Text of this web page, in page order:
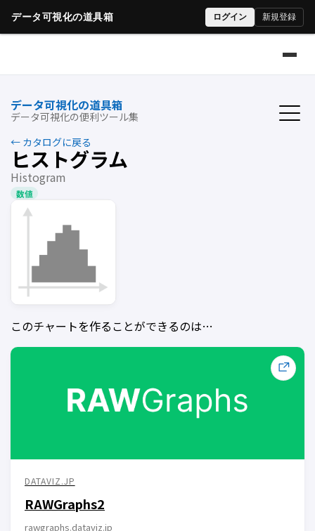
データ可視化の道具箱
データ可視化の便利ツール集
← カタログに戻る
ヒストグラム
Histogram
数値
このチャートを作ることができるのは…
DATAVIZ.JP
RAWGraphs2
rawgraphs.dataviz.jp